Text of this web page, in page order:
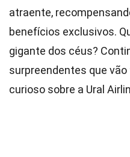
atraente,
benefícios exclusivos.
gigante dos céus?
surpreendentes que
curioso sobre a Ural